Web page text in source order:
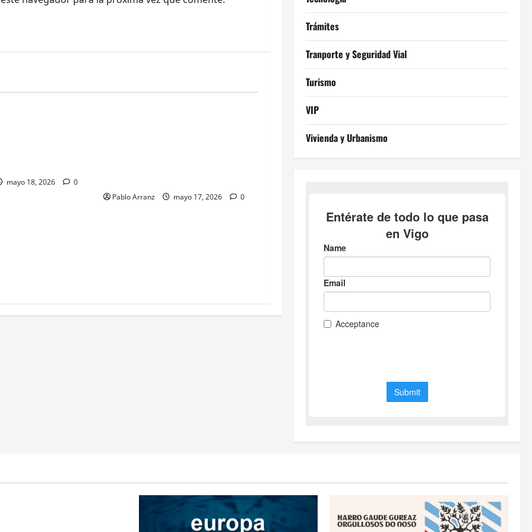
mayo 18, 2026 0
Pablo Arranz mayo 17, 2026 0
Trámites
Tranporte y Seguridad Vial
Turismo
VIP
Vivienda y Urbanismo